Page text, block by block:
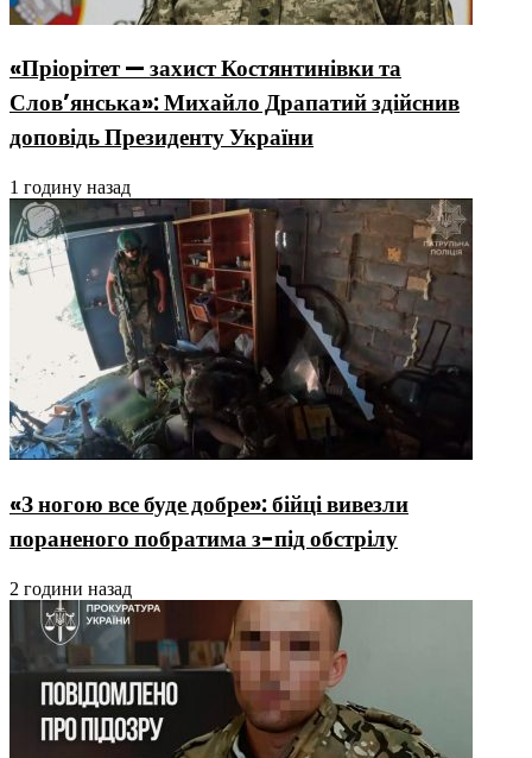
«Пріорітет — захист Костянтинівки та
Слов’янська»: Михайло Драпатий здійснив
доповідь Президенту України
1 годину назад
«З ногою все буде добре»: бійці вивезли
пораненого побратима з-під обстрілу
2 години назад